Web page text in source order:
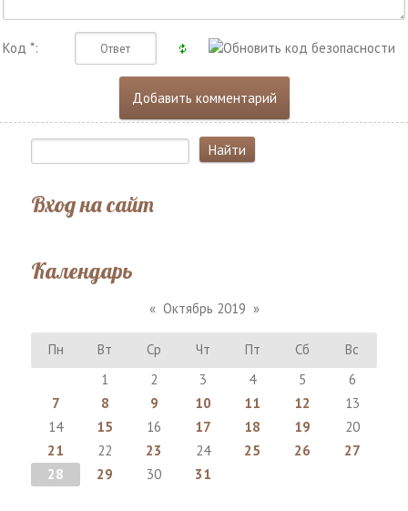
Код *:
Вход на сайт
Календарь
« Октябрь 2019 »
Пн Вт Ср Чт Пт Сб
Вс
1
2 3 4 5
6
7
8 9 10 11 12
13
14
15 16 17 18 19
20
21
22 23 24 25 26
27
28
29 30 31